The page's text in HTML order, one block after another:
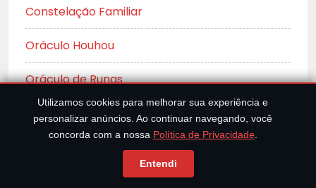
Constelação Familiar
Oráculo Houhou
Oráculo de Runas
Oráculo do Pão
Adivinhação no I Ching
Utilizamos cookies para melhorar sua experiência e
personalizar anúncios. Ao continuar navegando, você
concorda com a nossa Política de Privacidade.
Entendi